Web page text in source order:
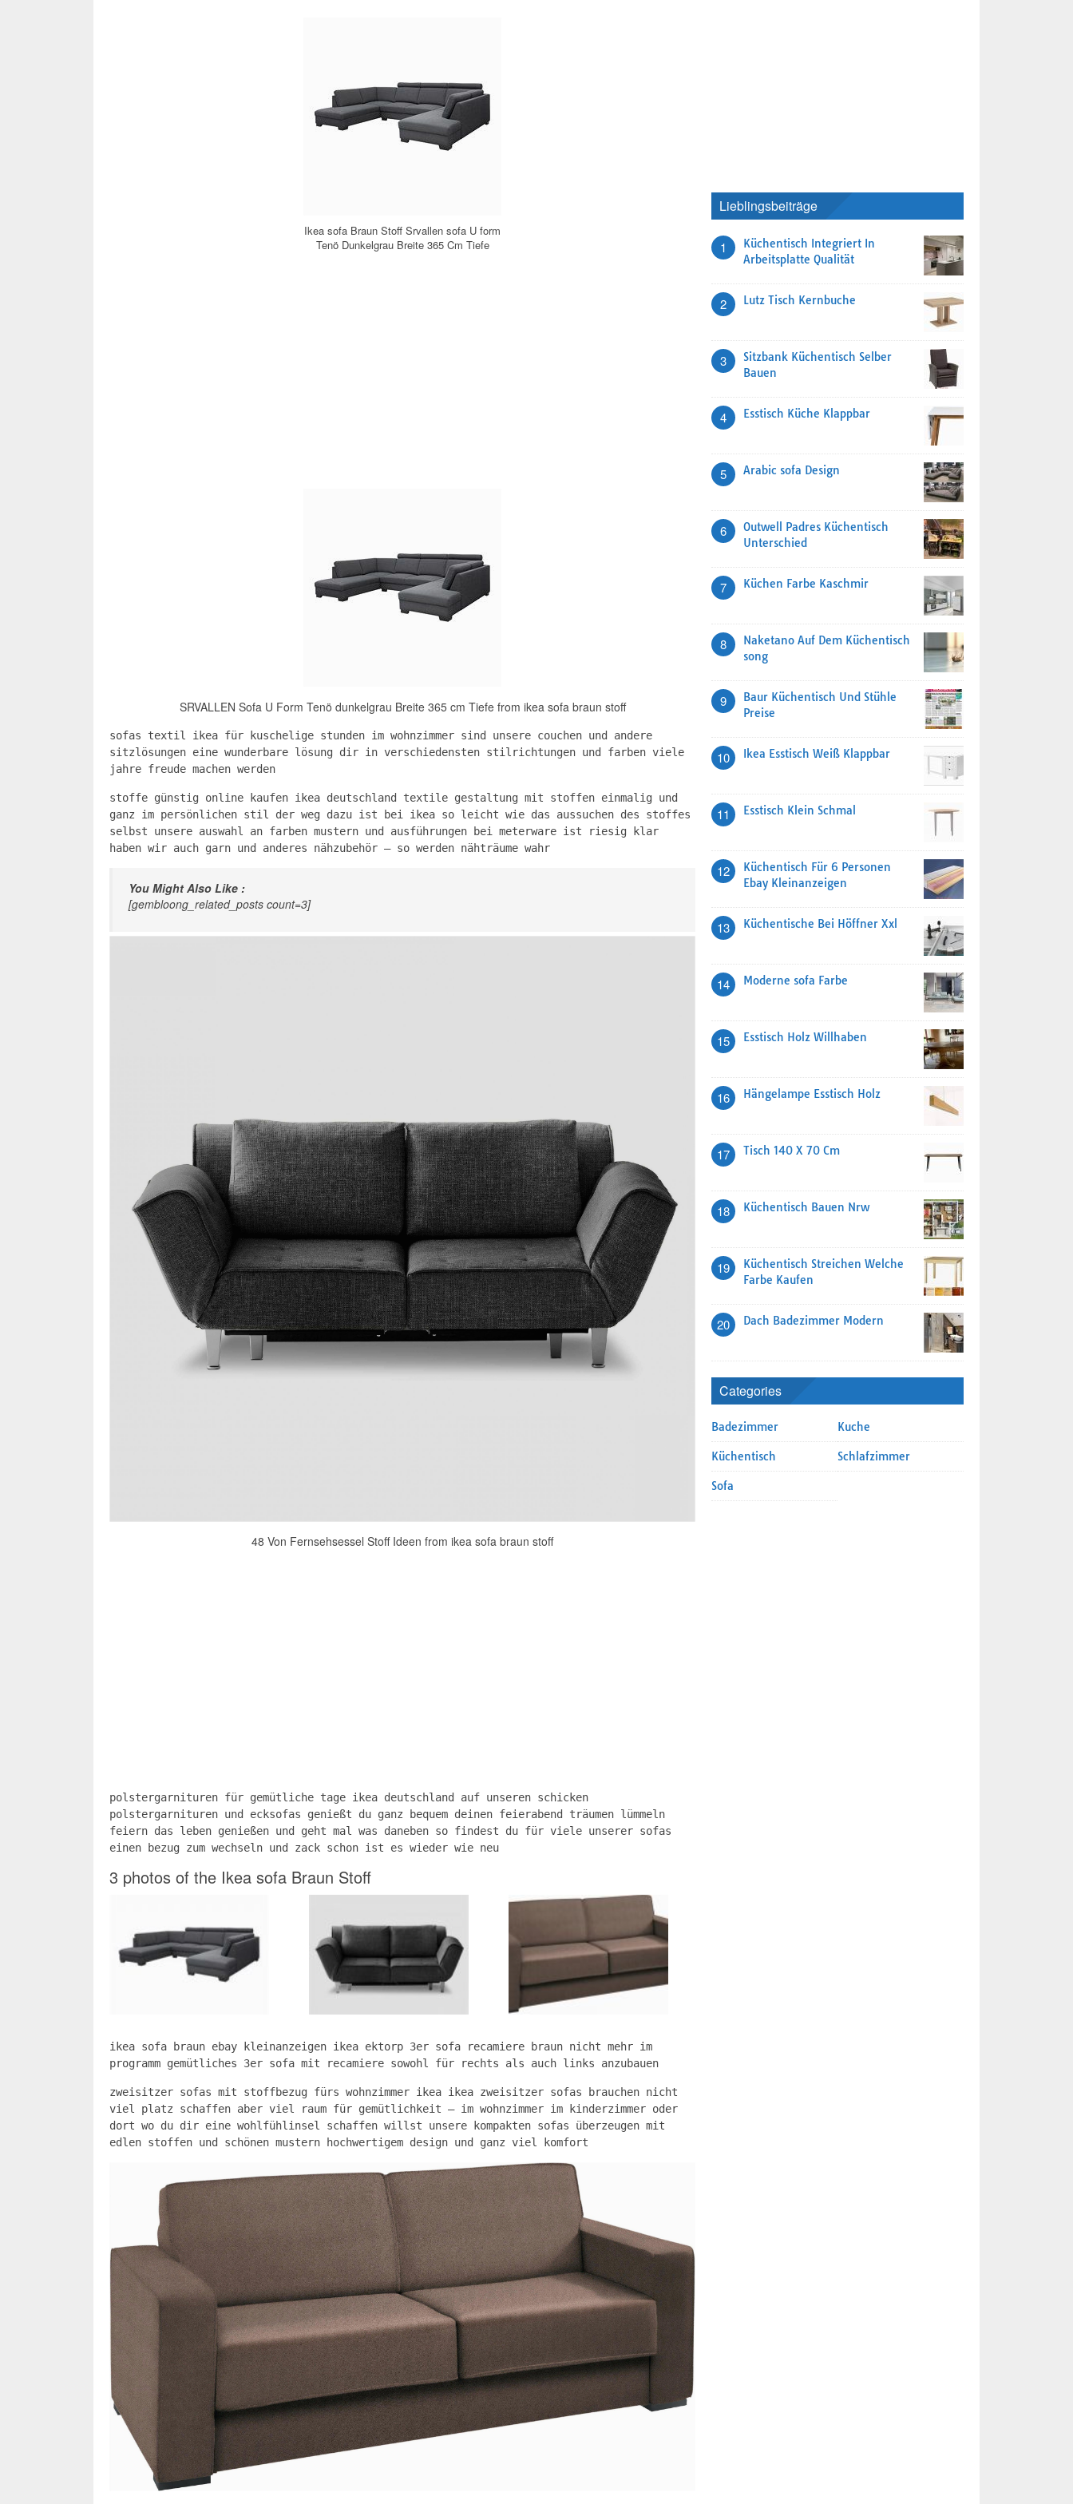
Ikea sofa Braun Stoff Srvallen sofa U form
Tenö Dunkelgrau Breite 365 Cm Tiefe
SRVALLEN Sofa U Form Tenö dunkelgrau Breite 365 cm Tiefe from ikea sofa braun stoff
sofas textil ikea für kuschelige stunden im wohnzimmer sind unsere couchen und andere
sitzlösungen eine wunderbare lösung dir in verschiedensten stilrichtungen und farben viele
jahre freude machen werden
stoffe günstig online kaufen ikea deutschland textile gestaltung mit stoffen einmalig und
ganz im persönlichen stil der weg dazu ist bei ikea so leicht wie das aussuchen des stoffes
selbst unsere auswahl an farben mustern und ausführungen bei meterware ist riesig klar
haben wir auch garn und anderes nähzubehör ‒ so werden nähträume wahr
You Might Also Like :
[gembloong_related_posts count=3]
48 Von Fernsehsessel Stoff Ideen from ikea sofa braun stoff
polstergarnituren für gemütliche tage ikea deutschland auf unseren schicken
polstergarnituren und ecksofas genießt du ganz bequem deinen feierabend träumen lümmeln
feiern das leben genießen und geht mal was daneben so findest du für viele unserer sofas
einen bezug zum wechseln und zack schon ist es wieder wie neu
3 photos of the Ikea sofa Braun Stoff
ikea sofa braun ebay kleinanzeigen ikea ektorp 3er sofa recamiere braun nicht mehr im
programm gemütliches 3er sofa mit recamiere sowohl für rechts als auch links anzubauen
zweisitzer sofas mit stoffbezug fürs wohnzimmer ikea ikea zweisitzer sofas brauchen nicht
viel platz schaffen aber viel raum für gemütlichkeit – im wohnzimmer im kinderzimmer oder
dort wo du dir eine wohlfühlinsel schaffen willst unsere kompakten sofas überzeugen mit
edlen stoffen und schönen mustern hochwertigem design und ganz viel komfort
Lieblingsbeiträge
1
Küchentisch Integriert In
Arbeitsplatte Qualität
2 Lutz Tisch Kernbuche
3
Sitzbank Küchentisch Selber
Bauen
4 Esstisch Küche Klappbar
5 Arabic sofa Design
6
Outwell Padres Küchentisch
Unterschied
7 Küchen Farbe Kaschmir
8
Naketano Auf Dem Küchentisch
song
9
Baur Küchentisch Und Stühle
Preise
10 Ikea Esstisch Weiß Klappbar
11 Esstisch Klein Schmal
12
Küchentisch Für 6 Personen
Ebay Kleinanzeigen
13 Küchentische Bei Höffner Xxl
14 Moderne sofa Farbe
15 Esstisch Holz Willhaben
16 Hängelampe Esstisch Holz
17 Tisch 140 X 70 Cm
18 Küchentisch Bauen Nrw
19
Küchentisch Streichen Welche
Farbe Kaufen
20 Dach Badezimmer Modern
Categories
Badezimmer Kuche
Küchentisch Schlafzimmer
Sofa